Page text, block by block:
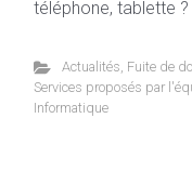
téléphone, tablette ?
Actualités, Fuite de
Services proposés par
Informatique